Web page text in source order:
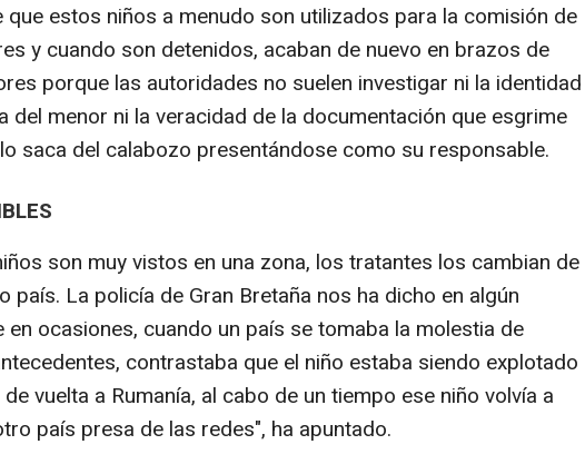
que estos niños a menudo son utilizados para la comisión de
y cuando son detenidos, acaban de nuevo en brazos de
porque las autoridades no suelen investigar ni la identidad
del menor ni la veracidad de la documentación que esgrime
saca del calabozo presentándose como su responsable.
son muy vistos en una zona, los tratantes los cambian de
país. La policía de Gran Bretaña nos ha dicho en algún
en ocasiones, cuando un país se tomaba la molestia de
contrastaba que el niño estaba siendo explotado
vuelta a Rumanía, al cabo de un tiempo ese niño volvía a
país presa de las redes", ha apuntado.